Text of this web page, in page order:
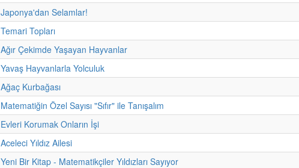
Japonya'dan Selamlar!
Temari Topları
Ağır Çekimde Yaşayan Hayvanlar
Yavaş Hayvanlarla Yolculuk
Ağaç Kurbağası
Matematiğin Özel Sayısı "Sıfır" ile Tanışalım
Evleri Korumak Onların İşi
Aceleci Yıldız Ailesi
Yeni Bir Kitap - Matematikçiler Yıldızları Sayıyor